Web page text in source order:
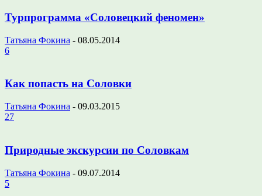
Турпрограмма «Соловецкий феномен»
Татьяна Фокина - 08.05.2014
6
Как попасть на Соловки
Татьяна Фокина - 09.03.2015
27
Природные экскурсии по Соловкам
Татьяна Фокина - 09.07.2014
5